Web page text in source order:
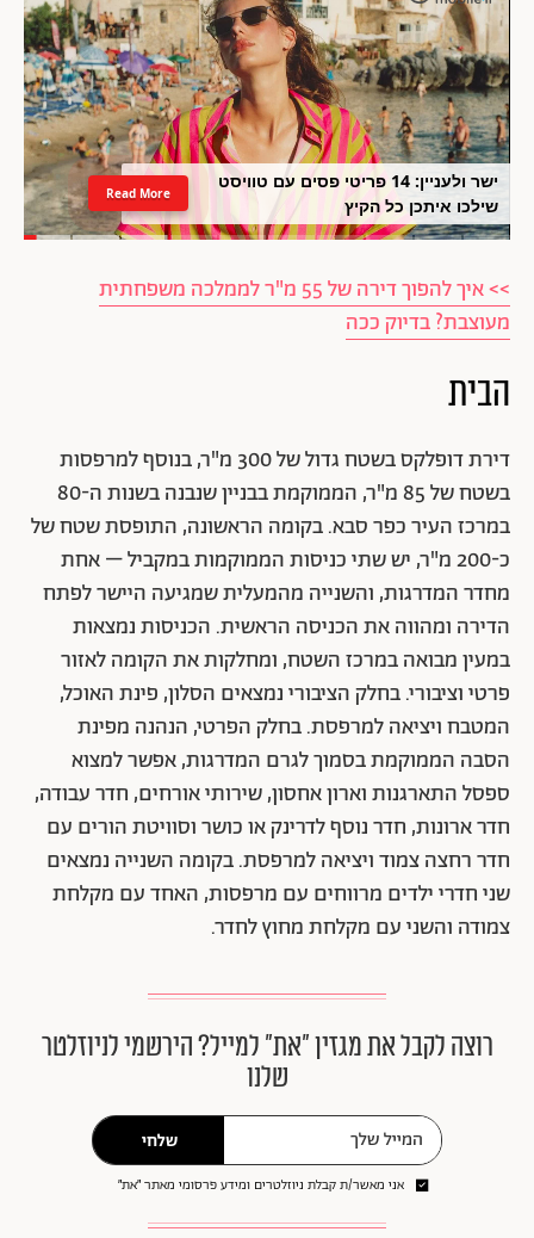
ישר ולעניין: 14 פריטי פסים עם טוויסט
שילכו איתכן כל הקיץ
Read More
>> איך להפוך דירה של 55 מ"ר לממלכה משפחתית
מעוצבת? בדיוק ככה
הבית
דירת דופלקס בשטח גדול של 300 מ"ר, בנוסף למרפסות
בשטח של 85 מ"ר, הממוקמת בבניין שנבנה בשנות ה-80
במרכז העיר כפר סבא. בקומה הראשונה, התופסת שטח של
כ-200 מ"ר, יש שתי כניסות הממוקמות במקביל – אחת
מחדר המדרגות, והשנייה מהמעלית שמגיעה היישר לפתח
הדירה ומהווה את הכניסה הראשית. הכניסות נמצאות
במעין מבואה במרכז השטח, ומחלקות את הקומה לאזור
פרטי וציבורי. בחלק הציבורי נמצאים הסלון, פינת האוכל,
המטבח ויציאה למרפסת. בחלק הפרטי, הנהנה מפינת
הסבה הממוקמת בסמוך לגרם המדרגות, אפשר למצוא
ספסל התארגנות וארון אחסון, שירותי אורחים, חדר עבודה,
חדר ארונות, חדר נוסף לדרינק או כושר וסוויטת הורים עם
חדר רחצה צמוד ויציאה למרפסת. בקומה השנייה נמצאים
שני חדרי ילדים מרווחים עם מרפסות, האחד עם מקלחת
צמודה והשני עם מקלחת מחוץ לחדר.
רוצה לקבל את מגזין ״את״ למייל? הירשמי לניוזלטר
שלנו
שלחי
אני מאשר/ת קבלת ניוזלטרים ומידע פרסומי מאתר ״את״